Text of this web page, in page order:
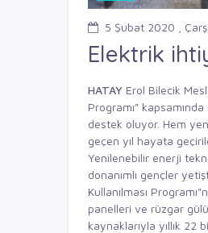
5 Şubat 2020 ,
Elektrik
HATAY Erol Bilecik
Programı"
destek oluyor. Hem
geçen yıl hayata
Yenilenebilir enerji
donanımlı gençler
Kullanılması
panelleri ve rüzgar
kaynaklarıyla yıllık